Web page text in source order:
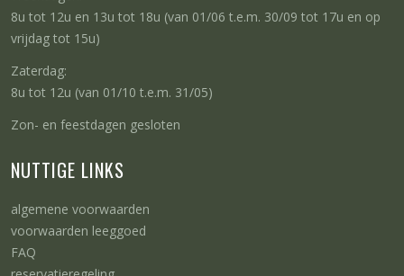
8u tot 12u en 13u tot 18u (van 01/06 t.e.m. 30/09 tot 17u en op
vrijdag tot 15u)
Zaterdag:
8u tot 12u (van 01/10 t.e.m. 31/05)
Zon- en feestdagen gesloten
NUTTIGE LINKS
algemene voorwaarden
voorwaarden leeggoed
FAQ